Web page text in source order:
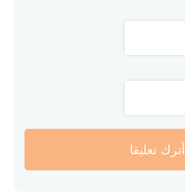
أترك تعليقا